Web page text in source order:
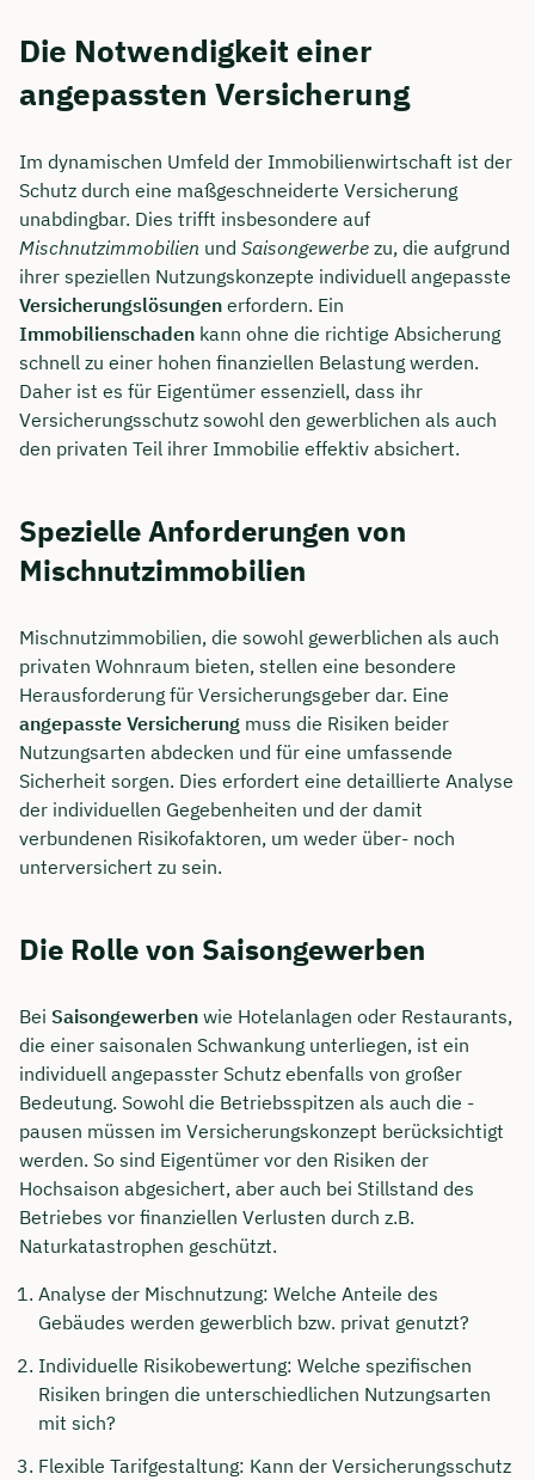
Die Notwendigkeit einer
angepassten Versicherung
Im dynamischen Umfeld der Immobilienwirtschaft ist der
Schutz durch eine maßgeschneiderte Versicherung
unabdingbar. Dies trifft insbesondere auf
Mischnutzimmobilien und Saisongewerbe zu, die aufgrund
ihrer speziellen Nutzungskonzepte individuell angepasste
Versicherungslösungen erfordern. Ein
Immobilienschaden kann ohne die richtige Absicherung
schnell zu einer hohen finanziellen Belastung werden.
Daher ist es für Eigentümer essenziell, dass ihr
Versicherungsschutz sowohl den gewerblichen als auch
den privaten Teil ihrer Immobilie effektiv absichert.
Spezielle Anforderungen von
Mischnutzimmobilien
Mischnutzimmobilien, die sowohl gewerblichen als auch
privaten Wohnraum bieten, stellen eine besondere
Herausforderung für Versicherungsgeber dar. Eine
angepasste Versicherung muss die Risiken beider
Nutzungsarten abdecken und für eine umfassende
Sicherheit sorgen. Dies erfordert eine detaillierte Analyse
der individuellen Gegebenheiten und der damit
verbundenen Risikofaktoren, um weder über- noch
unterversichert zu sein.
Die Rolle von Saisongewerben
Bei Saisongewerben wie Hotelanlagen oder Restaurants,
die einer saisonalen Schwankung unterliegen, ist ein
individuell angepasster Schutz ebenfalls von großer
Bedeutung. Sowohl die Betriebsspitzen als auch die -
pausen müssen im Versicherungskonzept berücksichtigt
werden. So sind Eigentümer vor den Risiken der
Hochsaison abgesichert, aber auch bei Stillstand des
Betriebes vor finanziellen Verlusten durch z.B.
Naturkatastrophen geschützt.
Analyse der Mischnutzung: Welche Anteile des
Gebäudes werden gewerblich bzw. privat genutzt?
Individuelle Risikobewertung: Welche spezifischen
Risiken bringen die unterschiedlichen Nutzungsarten
mit sich?
Flexible Tarifgestaltung: Kann der Versicherungsschutz